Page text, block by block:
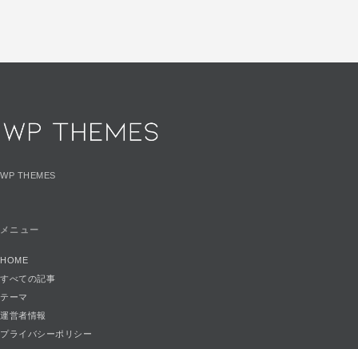
WP THEMES
メニュー
HOME
すべての記事
テーマ
運営者情報
プライバシーポリシー